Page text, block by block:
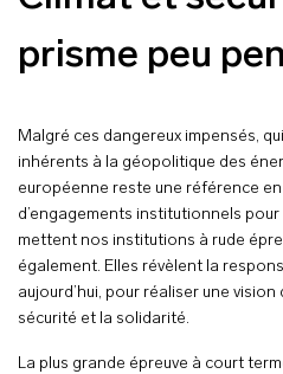
prisme peu
Malgré ces dangereux impensés,
inhérents à la géopolitique des
européenne reste une référence
d’engagements institutionnels
mettent nos institutions à rude
également. Elles révèlent la
aujourd’hui, pour réaliser une
sécurité et la solidarité.
La plus grande épreuve à court